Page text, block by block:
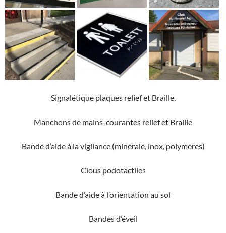
Signalétique plaques relief et Braille.
Manchons de mains-courantes relief et Braille
Bande d’aide à la vigilance (minérale, inox, polymères)
Clous podotactiles
Bande d’aide à l’orientation au sol
Bandes d’éveil